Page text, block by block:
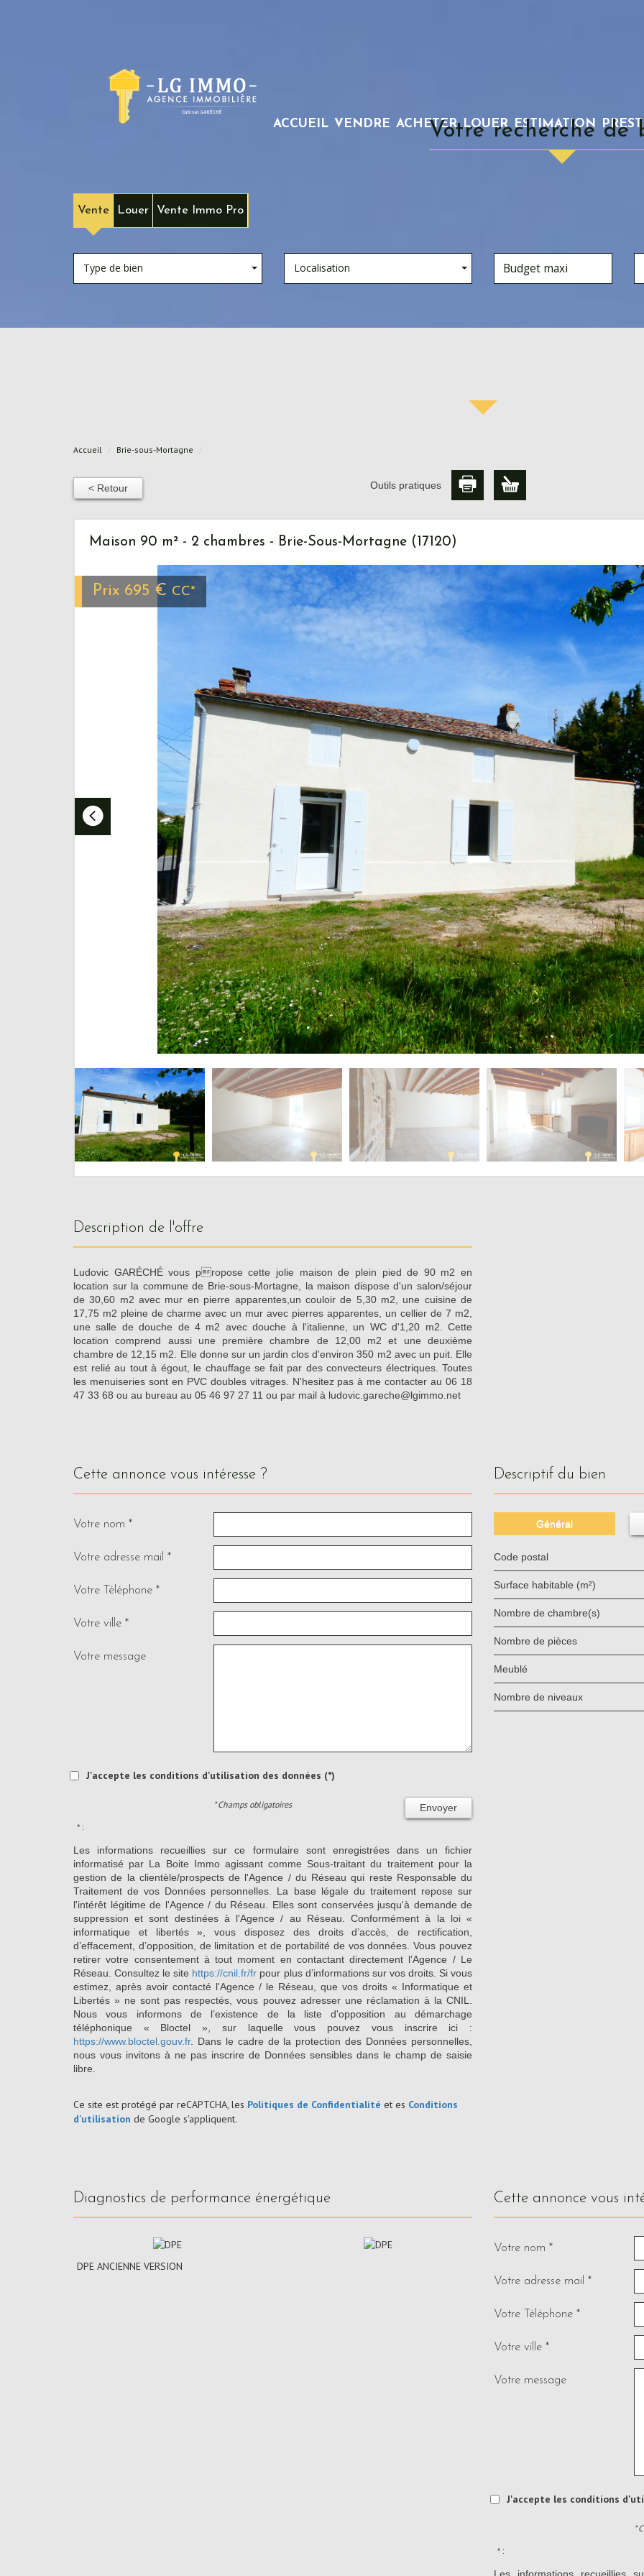
ACCUEIL VENDRE ACHETER LOUER ESTIMATION
votre recherche de
Vente Louer Vente Immo Pro
Type de bien Localisation
Accueil Brie-sous-Mortagne
< Retour Outils pratiques
Maison 90 m² - 2 chambres - Brie-Sous-Mortagne (17120)
Prix 695 € CC*
description de l'offre
Ludovic GARÉCHÉ vous propose cette jolie maison de plein pied de 90 m2 en
location sur la commune de Brie-sous-Mortagne, la maison dispose d'un salon/séjour
de 30,60 m2 avec mur en pierre apparentes,un couloir de 5,30 m2, une cuisine de
17,75 m2 pleine de charme avec un mur avec pierres apparentes, un cellier de 7 m2,
une salle de douche de 4 m2 avec douche à l'italienne, un WC d'1,20 m2. Cette
location comprend aussi une première chambre de 12,00 m2 et une deuxième
chambre de 12,15 m2. Elle donne sur un jardin clos d'environ 350 m2 avec un puit. Elle
est relié au tout à égout, le chauffage se fait par des convecteurs électriques. Toutes
les menuiseries sont en PVC doubles vitrages. N'hesitez pas à me contacter au 06 18
47 33 68 ou au bureau au 05 46 97 27 11 ou par mail à ludovic.gareche@lgimmo.net
cette annonce vous intéresse ?
Votre nom *
Votre adresse mail *
Votre Téléphone *
Votre ville *
Votre message
J'accepte les conditions d'utilisation des données (*)
Envoyer
* Champs obligatoires
* :
Les informations recueillies sur ce formulaire sont enregistrées dans un fichier
informatisé par La Boite Immo agissant comme Sous-traitant du traitement pour la
gestion de la clientèle/prospects de l'Agence / du Réseau qui reste Responsable du
Traitement de vos Données personnelles. La base légale du traitement repose sur
l'intérêt légitime de l'Agence / du Réseau. Elles sont conservées jusqu'à demande de
suppression et sont destinées à l'Agence / au Réseau. Conformément à la loi «
informatique et libertés », vous disposez des droits d’accès, de rectification,
d’effacement, d’opposition, de limitation et de portabilité de vos données. Vous pouvez
retirer votre consentement à tout moment en contactant directement l’Agence / Le
Réseau. Consultez le site https://cnil.fr/fr pour plus d’informations sur vos droits. Si vous
estimez, après avoir contacté l'Agence / le Réseau, que vos droits « Informatique et
Libertés » ne sont pas respectés, vous pouvez adresser une réclamation à la CNIL.
Nous vous informons de l’existence de la liste d'opposition au démarchage
téléphonique « Bloctel », sur laquelle vous pouvez vous inscrire ici :
https://www.bloctel.gouv.fr. Dans le cadre de la protection des Données personnelles,
nous vous invitons à ne pas inscrire de Données sensibles dans le champ de saisie
libre.
Ce site est protégé par reCAPTCHA, les Politiques de Confidentialité et es Conditions
d'utilisation de Google s'appliquent.
descriptif du bien
Général
Code postal
Surface habitable (m²)
Nombre de chambre(s)
Nombre de pièces
Meublé
Nombre de niveaux
diagnostics de performance énergétique
DPE ANCIENNE VERSION
cette annonce vous
Votre nom *
Votre adresse mail *
Votre Téléphone *
Votre ville *
Votre message
J'accepte les conditions
*
* :